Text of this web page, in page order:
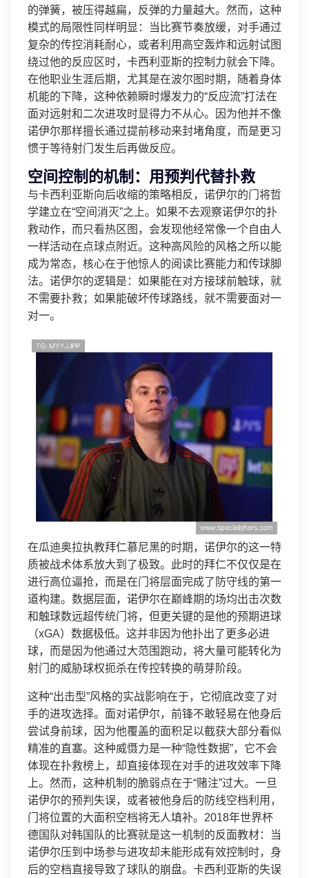
的弹簧，被压得越扁，反弹的力量越大。然而，这种
模式的局限性同样明显：当比赛节奏放缓，对手通过
复杂的传控消耗耐心，或者利用高空轰炸和远射试图
绕过他的反应区时，卡西利亚斯的控制力就会下降。
在他职业生涯后期，尤其是在波尔图时期，随着身体
机能的下降，这种依赖瞬时爆发力的“反应流”打法在
面对远射和二次进攻时显得力不从心。因为他并不像
诺伊尔那样擅长通过提前移动来封堵角度，而是更习
惯于等待射门发生后再做反应。
空间控制的机制：用预判代替扑救
与卡西利亚斯向后收缩的策略相反，诺伊尔的门将哲
学建立在“空间消灭”之上。如果不去观察诺伊尔的扑
救动作，而只看热区图，会发现他经常像一个自由人
一样活动在点球点附近。这种高风险的风格之所以能
成为常态，核心在于他惊人的阅读比赛能力和传球脚
法。诺伊尔的逻辑是：如果能在对方接球前触球，就
不需要扑救；如果能破坏传球路线，就不需要面对一
对一。
在瓜迪奥拉执教拜仁慕尼黑的时期，诺伊尔的这一特
质被战术体系放大到了极致。此时的拜仁不仅仅是在
进行高位逼抢，而是在门将层面完成了防守线的第一
道构建。数据层面，诺伊尔在巅峰期的场均出击次数
和触球数远超传统门将，但更关键的是他的预期进球
（xGA）数据极低。这并非因为他扑出了更多必进
球，而是因为他通过大范围跑动，将大量可能转化为
射门的威胁球权扼杀在传控转换的萌芽阶段。
这种“出击型”风格的实战影响在于，它彻底改变了对
手的进攻选择。面对诺伊尔，前锋不敢轻易在他身后
尝试身前球，因为他覆盖的面积足以截获大部分看似
精准的直塞。这种威慑力是一种“隐性数据”，它不会
体现在扑救榜上，却直接体现在对手的进攻效率下降
上。然而，这种机制的脆弱点在于“赌注”过大。一旦
诺伊尔的预判失误，或者被他身后的防线空档利用，
门将位置的大面积空档将无人填补。2018年世界杯
德国队对韩国队的比赛就是这一机制的反面教材：当
诺伊尔压到中场参与进攻却未能形成有效控制时，身
后的空档直接导致了球队的崩盘。卡西利亚斯的失误